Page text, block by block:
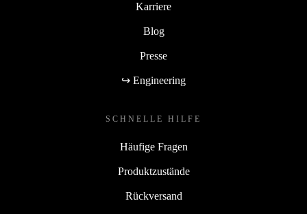
Karriere
Blog
Presse
↪ Engineering
SCHNELLE HILFE
Häufige Fragen
Produktzustände
Rückversand